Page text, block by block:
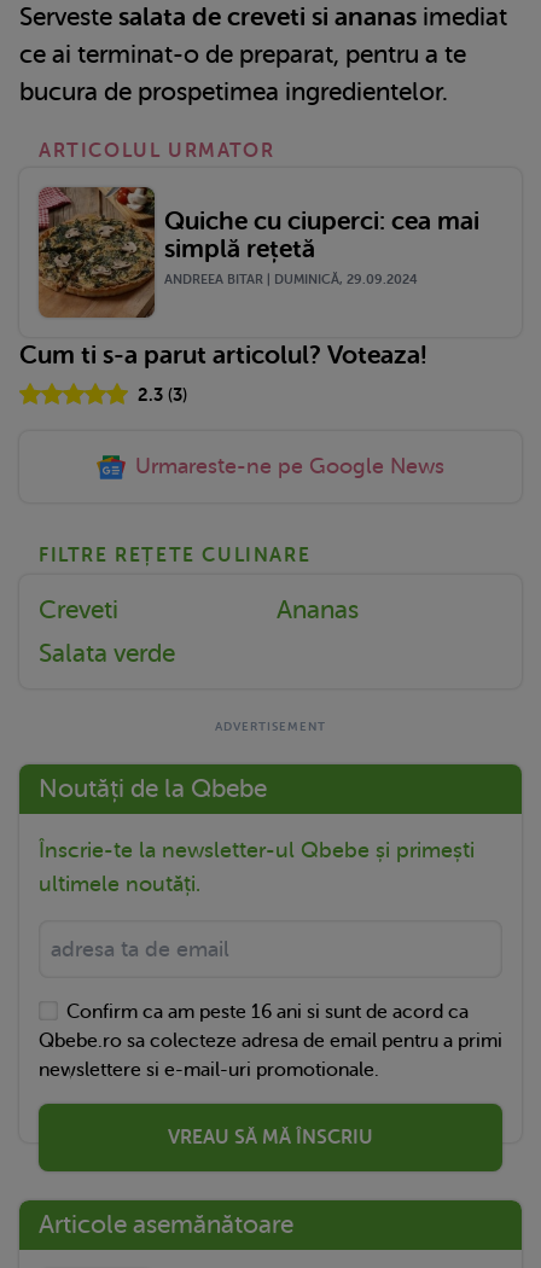
Serveste salata de creveti si ananas imediat
ce ai terminat-o de preparat, pentru a te
bucura de prospetimea ingredientelor.
ARTICOLUL URMATOR
Quiche cu ciuperci: cea mai
simplă rețetă
ANDREEA BITAR | DUMINICĂ, 29.09.2024
Cum ti s-a parut articolul? Voteaza!
2.3(3)
Urmareste-ne pe Google News
FILTRE REȚETE CULINARE
Creveti
Ananas
Salata verde
Noutăți de la Qbebe
Înscrie-te la newsletter-ul Qbebe și primești
ultimele noutăți.
Confirm ca am peste 16 ani si sunt de acord ca
Qbebe.ro sa colecteze adresa de email pentru a primi
newslettere si e-mail-uri promotionale.
VREAU SĂ MĂ ÎNSCRIU
Articole asemănătoare